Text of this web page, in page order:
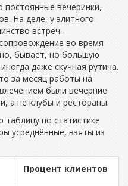
вечеринки,
На деле, у элитного
встреч —
во время
бывает, но большую
даже скучная рутина.
за месяц работы на
были вечерние
а не клубы и рестораны.
таблицу по статистике
усреднённые, взяты из
Процент клиентов